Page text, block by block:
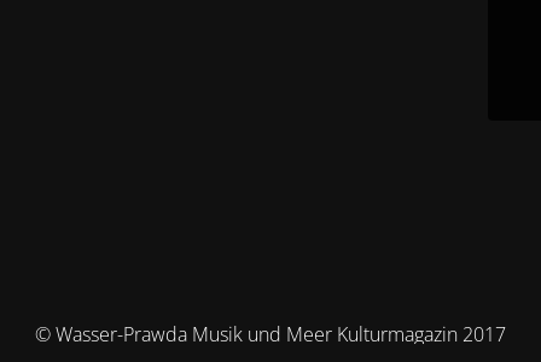
© Wasser-Prawda Musik und Meer Kulturmagazin 2017